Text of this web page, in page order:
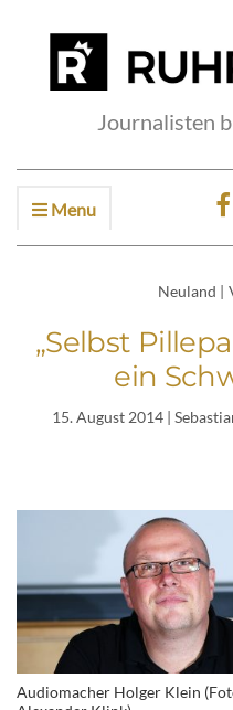
Journalisten
Menu
Neuland |
„Selbst
ein
15. August 2014 |
Audiomacher Holger Klein